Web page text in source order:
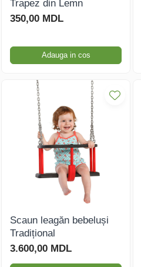
Trapez din Lemn
350,00 MDL
Adauga in cos
Scaun leagăn bebeluși
Tradițional
3.600,00 MDL